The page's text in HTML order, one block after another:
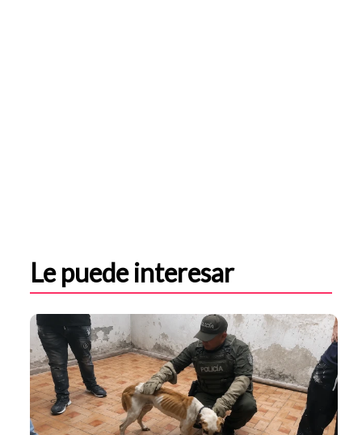
Le puede interesar